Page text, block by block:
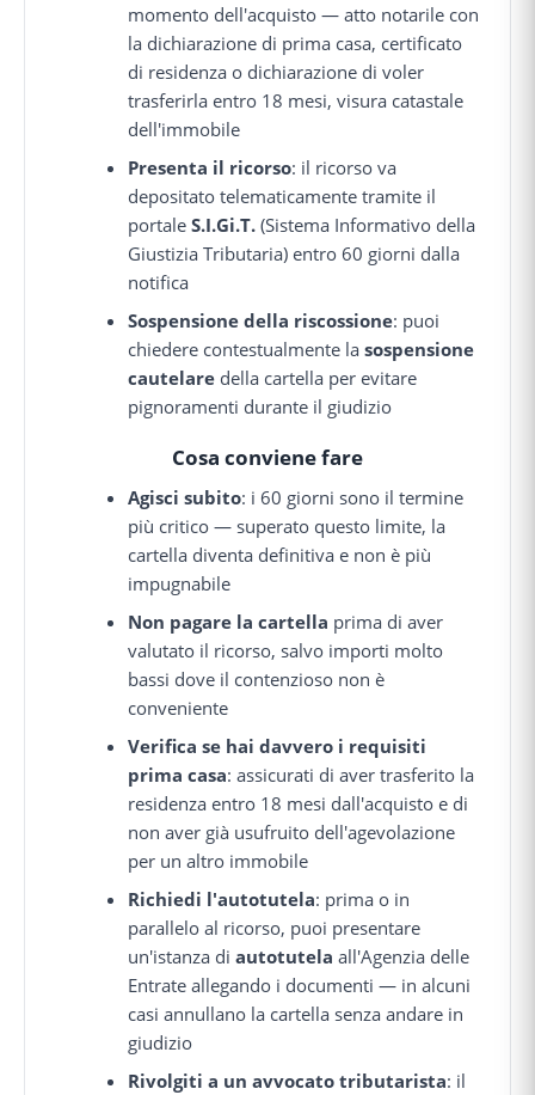
momento dell'acquisto — atto notarile con
la dichiarazione di prima casa, certificato
di residenza o dichiarazione di voler
trasferirla entro 18 mesi, visura catastale
dell'immobile
Presenta il ricorso: il ricorso va
depositato telematicamente tramite il
portaleS.I.Gi.T. (Sistema Informativo della
Giustizia Tributaria) entro 60 giorni dalla
notifica
Sospensione della riscossione: puoi
chiedere contestualmente lasospensione
cautelare della cartella per evitare
pignoramenti durante il giudizio
Cosa conviene fare
Agisci subito: i 60 giorni sono il termine
più critico — superato questo limite, la
cartella diventa definitiva e non è più
impugnabile
Non pagare la cartella prima di aver
valutato il ricorso, salvo importi molto
bassi dove il contenzioso non è
conveniente
Verifica se hai davvero i requisiti
prima casa: assicurati di aver trasferito la
residenza entro 18 mesi dall'acquisto e di
non aver già usufruito dell'agevolazione
per un altro immobile
Richiedi l'autotutela: prima o in
parallelo al ricorso, puoi presentare
un'istanza diautotutela all'Agenzia delle
Entrate allegando i documenti — in alcuni
casi annullano la cartella senza andare in
giudizio
Rivolgiti a un avvocato tributarista: il